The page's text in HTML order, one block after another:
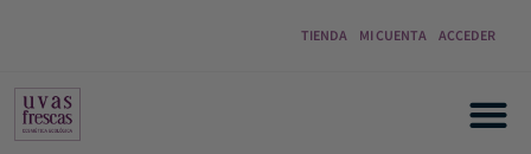
TIENDA MI CUENTA ACCEDER